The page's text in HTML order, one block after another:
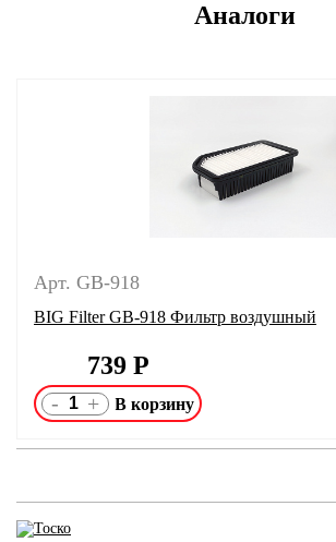
Аналоги
Арт. GB-918
BIG Filter GB-918 Фильтр воздушный
739 Р
- +